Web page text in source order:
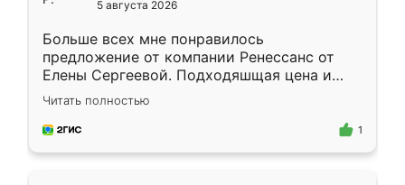
5 августа 2026
Больше всех мне понравилось
предложение от компании Ренессанс от
Елены Сергеевой. Подходяшщая цена и
короткие сроки изготовления. Приехавший
для замера сотрудник Владислав
предложил по моему эскизу самый
Читать полностью
1